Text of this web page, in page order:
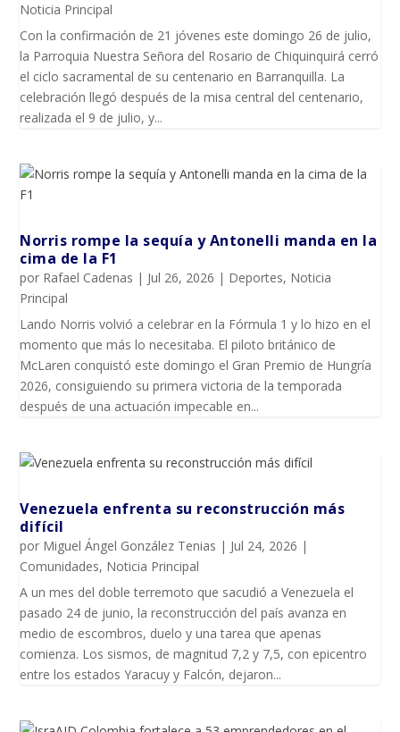
Noticia Principal
Con la confirmación de 21 jóvenes este domingo 26 de julio,
la Parroquia Nuestra Señora del Rosario de Chiquinquirá cerró
el ciclo sacramental de su centenario en Barranquilla. La
celebración llegó después de la misa central del centenario,
realizada el 9 de julio, y...
Norris rompe la sequía y Antonelli manda en la
cima de la F1
por Rafael Cadenas | Jul 26, 2026 | Deportes, Noticia
Principal
Lando Norris volvió a celebrar en la Fórmula 1 y lo hizo en el
momento que más lo necesitaba. El piloto británico de
McLaren conquistó este domingo el Gran Premio de Hungría
2026, consiguiendo su primera victoria de la temporada
después de una actuación impecable en...
Venezuela enfrenta su reconstrucción más
difícil
por Miguel Ángel González Tenias | Jul 24, 2026 |
Comunidades, Noticia Principal
A un mes del doble terremoto que sacudió a Venezuela el
pasado 24 de junio, la reconstrucción del país avanza en
medio de escombros, duelo y una tarea que apenas
comienza. Los sismos, de magnitud 7,2 y 7,5, con epicentro
entre los estados Yaracuy y Falcón, dejaron...